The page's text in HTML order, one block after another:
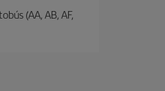
(AA, AB, AF,